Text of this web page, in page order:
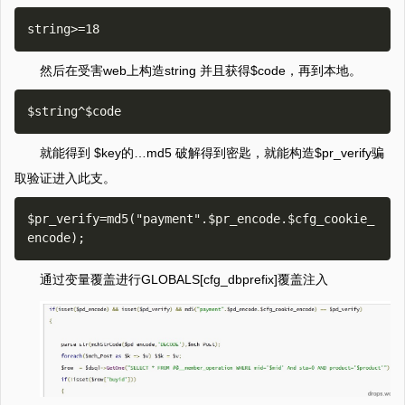
然后在受害web上构造string 并且获得$code，再到本地。
就能得到 $key的…md5 破解得到密匙，就能构造$pr_verify骗
取验证进入此支。
$pr_verify=md5("payment".$pr_encode.$cfg_cookie_
通过变量覆盖进行GLOBALS[cfg_dbprefix]覆盖注入